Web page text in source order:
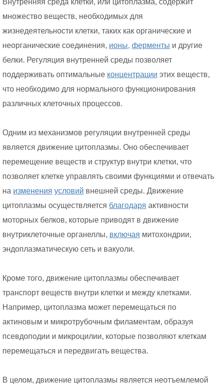
Внутренняя среда клетки, или цитоплазма, содержит
множество веществ, необходимых для
жизнедеятельности клетки, таких как органические и
неорганические соединения, ионы, ферменты и другие
белки. Регуляция внутренней среды позволяет
поддерживать оптимальные концентрации этих веществ,
что необходимо для нормального функционирования
различных клеточных процессов.
Одним из механизмов регуляции внутренней среды
является движение цитоплазмы. Оно обеспечивает
перемещение веществ и структур внутри клетки, что
позволяет клетке управлять своими функциями и отвечать
на изменения условий внешней среды. Движение
цитоплазмы осуществляется благодаря активности
моторных белков, которые приводят в движение
внутриклеточные органеллы, включая митохондрии,
эндоплазматическую сеть и вакуоли.
Кроме того, движение цитоплазмы обеспечивает
транспорт веществ внутри клетки и между клетками.
Например, цитоплазма может перемещаться по
актиновым и микротрубочным филаментам, образуя
псевдоподии и микроцилии, которые позволяют клеткам
перемещаться и передвигать вещества.
В целом, движение цитоплазмы является неотъемлемой